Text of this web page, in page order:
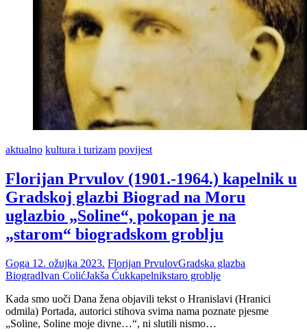
aktualno kultura i turizam povijest
Florijan Prvulov (1901.-1964.) kapelnik u
Gradskoj glazbi Biograd na Moru
uglazbio „Soline“, pokopan je na
„starom“ biogradskom groblju
Goga 12. ožujka 2023. Florijan PrvulovGradska glazba
BiogradIvan ColićJakša Ćukkapelnikstaro groblje
Kada smo uoči Dana žena objavili tekst o Hranislavi (Hranici
odmila) Portada, autorici stihova svima nama poznate pjesme
„Soline, Soline moje divne…“, ni slutili nismo…